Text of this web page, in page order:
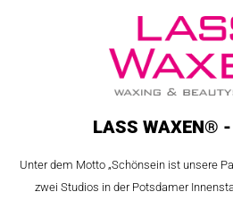
LASS WAXEN®
Unter dem Motto „Schönsein ist unsere
zwei Studios in der Potsdamer